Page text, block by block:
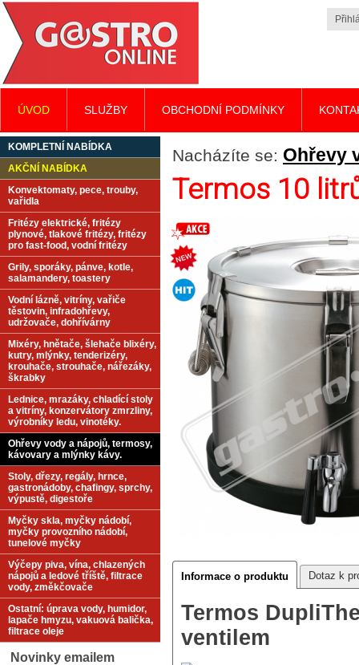
Nacházíte se: Ohřevy
Termos 10
Informace o produktu Dotaz k
Termos
ventilem
KOMPLETNÍ NABÍDKA
AKČNÍ NABÍDKA
Konvektomaty, pece, trouby,
vařidla
Fritézy elektrické, fritézy
plynové, tlakové fritézy, fritézy
pro fast-food, vodní fritézy
Grily, sporáky, pánve, kotle,
salamandery, toastery
Vodní lázně, vitríny, vařiče
těstovin, infradohřevy,
udržovače, dohřívárny
Mixéry, hnětače, šlehače blixéry,
kutry, mlýnky, tenderizéry,
krouhače, strouhače, nářezáky,
škrabky
Lednice, mrazáky, chladící stoly
a vitríny, konzervátory zmrzliny,
výrobníky ledu, vinotéky.
Ohřevy vody a nápojů, termosy,
kávovary a mlýnky kávy.
Stoly, dřezy, regály, hrnce,
gastronádoby, chafingy, sprchy,
výpustě, digestoře
Myčky skla, myčky nádobí,
myčky provozního nádobí,
tunelové myčky
Výčepy piva, vína, chlazených
nápojů a ledové tříště, filtrace
vody, změkčovače
Ostatní: úprava vody, humidor,
lapače hmyzu, vakuová balička,
filtrace oleje
Novinky emailem
ÚVOD SLUŽBY OBCHODNÍ PODMÍNKY